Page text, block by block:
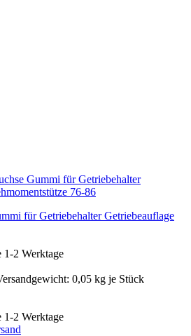
für Getriebehalter Getriebeauflage
1-2 Werktage
0,05 kg je Stück
1-2 Werktage